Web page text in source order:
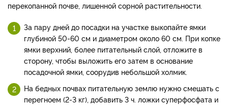
перекопанной почве, лишенной сорной растительности.
За пару дней до посадки на участке выкопайте ямки
глубиной 50-60 см и диаметром около 60 см. При копке
ямки верхний, более питательный слой, отложите в
сторону, чтобы выложить его затем в основание
посадочной ямки, соорудив небольшой холмик.
На бедных почвах питательную землю нужно смешать с
перегноем (2-3 кг), добавить 3 ч. ложки суперфосфата и